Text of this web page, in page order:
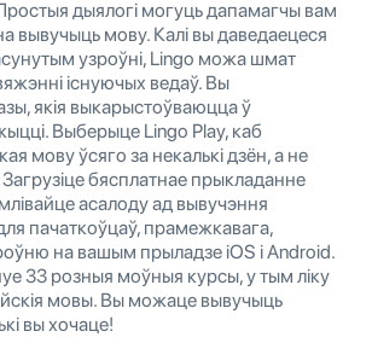
дыялогі могуць дапамагчы вам
вывучыць мову. Калі вы даведаецеся
узроўні, Lingo можа шмат
існуючых ведаў. Вы
якія выкарыстоўваюцца ў
Выберыце Lingo Play, каб
мову ўсяго за некалькі дзён, а не
Загрузіце бясплатнае прыкладанне
асалоду ад вывучэння
пачаткоўцаў, прамежкавага,
на вашым прыладзе iOS і Android.
33 розныя моўныя курсы, у тым ліку
мовы. Вы можаце вывучыць
вы хочаце!